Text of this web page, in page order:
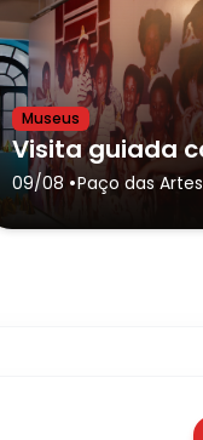
Museus
09/08 •Paço das Artes